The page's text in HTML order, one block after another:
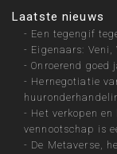
Laatste nieuws
- Een tegengif
- Eigenaars:
-Onroerend goed
- Hernegotiatie
- Het verkopen
vennootschap is
- De Metaverse,